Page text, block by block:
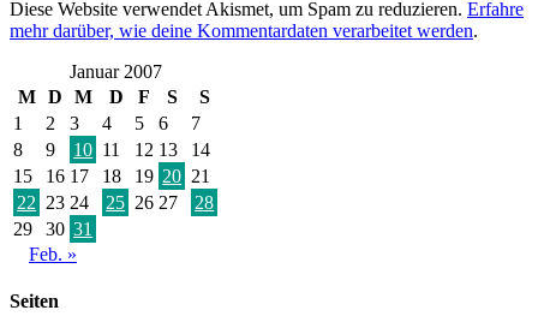
Diese Website verwendet Akismet, um Spam zu reduzieren. Erfahre
mehr darüber, wie deine Kommentardaten verarbeitet werden.
Januar 2007
M D M D F S
S
1
2 3 4 5 6
7
8
9 10 11 12 13
14
15
16 17 18 19 20 21
22 23 24 25 26 27
28
29
30 31
Feb. »
Seiten